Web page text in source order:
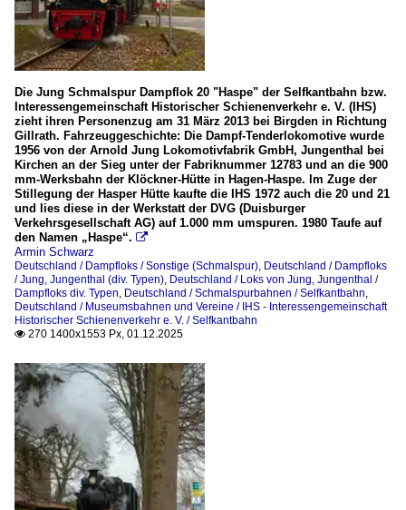
Feldbahndampfloks
Jung Hochofenlok niedriger Bauart
Sonstige (Normalspur)
Sonstige (Schmalspur)
Sonstige C-Kuppler (Normalspur)
Detailaufnahmen
Schilder, Beschriftungen
Dieselloks
Deutz, sonstige (div. Typen)
Loks von Jung, Jungenthal
Dampfloks div. Typen
Museen, Ausstellungen und Messen
DDM Deutsche Dampflokomotiv Museum
Eisenbahnmuseum Bochum-Dahlhausen (DGEG)
Eisenbahnmuseum Dieringhausen
Museum Asbach/Ww
2012
2013
2014
2016
2018
2019
2020
2020
2021
2022
2023
2025
Die Jung Schmalspur Dampflok 20 "Haspe" der Selfkantbahn bzw.
Interessengemeinschaft Historischer Schienenverkehr e. V. (IHS)
zieht ihren Personenzug am 31 März 2013 bei Birgden in Richtung
Gillrath. Fahrzeuggeschichte: Die Dampf-Tenderlokomotive wurde
1956 von der Arnold Jung Lokomotivfabrik GmbH, Jungenthal bei
Kirchen an der Sieg unter der Fabriknummer 12783 und an die 900
mm-Werksbahn der Klöckner-Hütte in Hagen-Haspe. Im Zuge der
Stillegung der Hasper Hütte kaufte die IHS 1972 auch die 20 und 21
und lies diese in der Werkstatt der DVG (Duisburger
Verkehrsgesellschaft AG) auf 1.000 mm umspuren. 1980 Taufe auf
den Namen „Haspe“. 
Armin Schwarz
Deutschland / Dampfloks / Sonstige (Schmalspur), Deutschland / Dampfloks
/ Jung, Jungenthal (div. Typen), Deutschland / Loks von Jung, Jungenthal /
Dampfloks div. Typen, Deutschland / Schmalspurbahnen / Selfkantbahn,
Deutschland / Museumsbahnen und Vereine / IHS - Interessengemeinschaft
Historischer Schienenverkehr e. V. / Selfkantbahn
 270 1400x1553 Px, 01.12.2025